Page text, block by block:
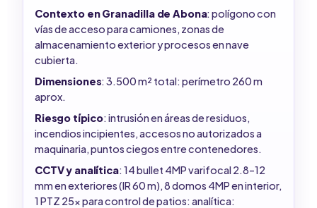
Contexto en Granadilla de Abona: polígono con
vías de acceso para camiones, zonas de
almacenamiento exterior y procesos en nave
cubierta.
Dimensiones: 3.500 m² total: perímetro 260 m
aprox.
Riesgo típico: intrusión en áreas de residuos,
incendios incipientes, accesos no autorizados a
maquinaria, puntos ciegos entre contenedores.
CCTV y analítica: 14 bullet 4MP varifocal 2.8–12
mm en exteriores (IR 60 m), 8 domos 4MP en interior,
1 PTZ 25x para control de patios: analítica: